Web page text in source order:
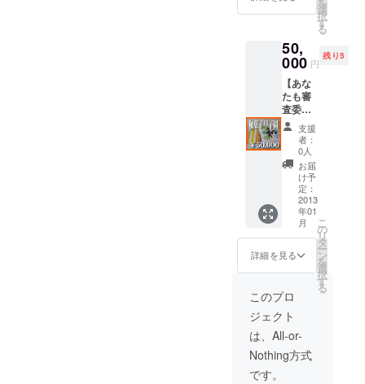
セット
参加和
菓子店
一覧＊
御菓子
司 柏屋
葛城堂
御菓子
處 絹笠
菓子処
ふる里
御菓子
司 吉乃
屋 和菓
子工房
あん庵
その他
メール
■青年ク
Ｐ・Ｆ
Ｂにお
名前の
掲載
■開催報
告書 ■
ダイ
ジェス
トＤＶ
Ｄの送
付 ■
和菓子
甲子園
決勝観
覧権 ■
大阪の
名店！
わせ
セット
■和菓子
甲子園
オリジ
ナル菓
選
択
す
る
50,
000 円
残り5
【あな
たも審
査委員
に！】
■ お礼
メール
■ 青年
クラブ
ＨＰ・
ＦＢに
お名前
の掲
載 ■
開催報
告書 ■
ダイ
ジェス
トＤＶ
Ｄの送
付 ■
和菓子
甲子園
支援
者：
0人
お届
け予
定：
2013
年01
月
詳細を見る
こ
の
リ
タ
ー
ン
を
選
択
す
る
このプロ
ジェクト
は、All-or-
Nothing方式
です。